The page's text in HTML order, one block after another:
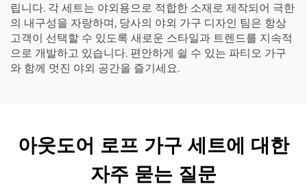
립니다. 각 세트는 야외용으로 적합한 소재로 제작되어 극한
의 내구성을 자랑하며, 당사의 야외 가구 디자인 팀은 항상
고객이 선택할 수 있도록 새로운 스타일과 트렌드를 지속적
으로 개발하고 있습니다. 편안하게 쉴 수 있는 파티오 가구
와 함께 멋진 야외 공간을 즐기세요.
아웃도어 로프 가구 세트에 대한
자주 묻는 질문